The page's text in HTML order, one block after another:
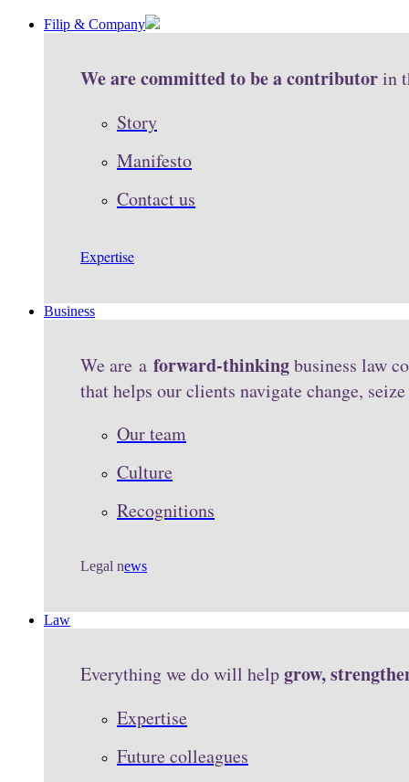
Filip & Company
We are committed to be a contributorin
Story
Manifesto
Contact us
Expertise
Business
We are a forward-thinkingbusiness law
that helps our clients navigate change,
Our team
Culture
Recognitions
Legal news
Law
Everything we do will helpgrow,
Expertise
Future colleagues